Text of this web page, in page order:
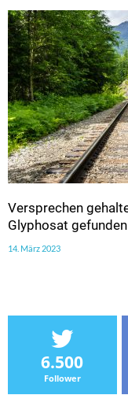
Versprechen
Glyphosat gefunden
14. März 2023
6.500
Follower